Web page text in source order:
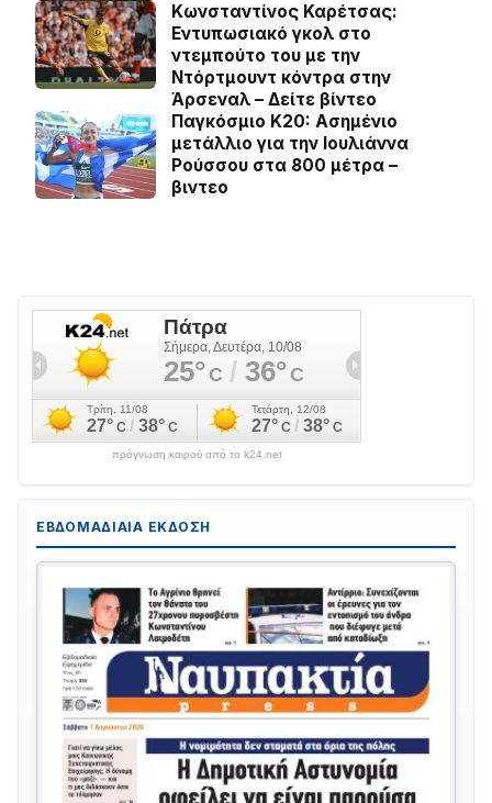
Κωνσταντίνος Καρέτσας:
Εντυπωσιακό γκολ στο
ντεμπούτο του με την
Ντόρτμουντ κόντρα στην
Άρσεναλ – Δείτε βίντεο
Παγκόσμιο Κ20: Ασημένιο
μετάλλιο για την Ιουλιάννα
Ρούσσου στα 800 μέτρα –
βιντεο
πρόγνωση καιρού από το k24.net